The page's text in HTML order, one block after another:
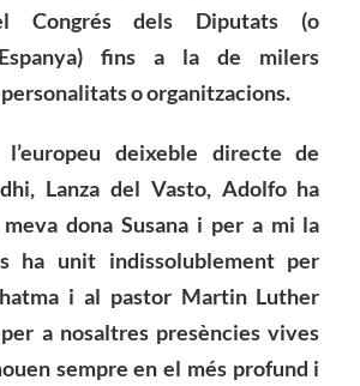
Congrés dels Diputats (o
fins a la de milers
o organitzacions.
deixeble directe de
Lanza del Vasto, Adolfo ha
dona Susana i per a mi la
ha unit indissolublement per
i al pastor Martin Luther
a nosaltres presències vives
sempre en el més profund i